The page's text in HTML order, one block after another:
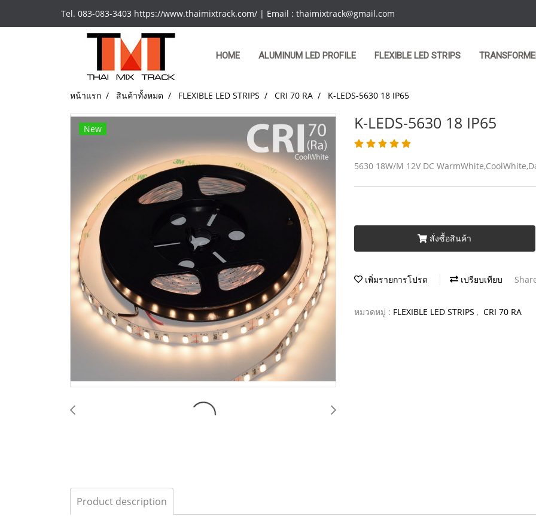
Tel. 083-083-3403 https://www.thaimixtrack.com/ | Email : thaimixtrack@gmail.com
HOME ALUMINUM LED PROFILE FLEXIBLE LED STRIPS
หน้าแรก สินค้าทั้งหมด FLEXIBLE LED STRIPS CRI 70 RA K-LEDS-5630 18 IP65
New K-LEDS-5630 18 IP65
5630 18W/M 12V DC
สั่งซื้อสินค้า
เพิ่มรายการโปรด เปรียบเทียบ
หมวดหมู่ : FLEXIBLE LED STRIPS , CRI 70 RA
Product description